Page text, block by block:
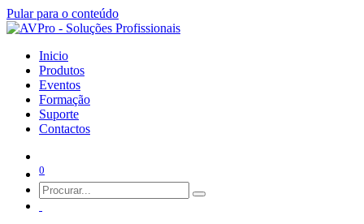
Pular para o conteúdo
Inicio
Produtos
Eventos
Formação
Suporte
Contactos
0